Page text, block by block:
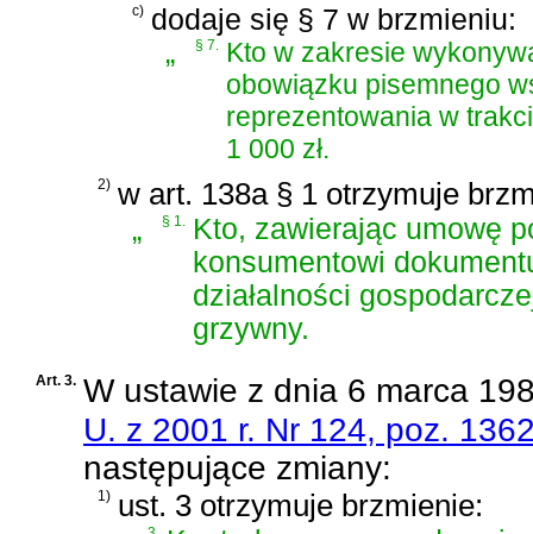
c) dodaje się § 7 w brzmieniu:
„ § 7. Kto w zakresie
obowiązku pisemnego
reprezentowania w
1 000 zł.
2) w art. 138a § 1 otrzymuje
„ § 1. Kto, zawierając umowę
konsumentowi
działalności
grzywny.
Art. 3. W ustawie z dnia 6 marca
U. z 2001 r. Nr 124, poz.
następujące zmiany:
1) ust. 3 otrzymuje brzmienie: